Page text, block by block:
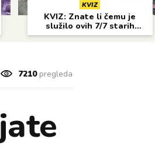
KVIZ
KVIZ: Znate li čemu je
služilo ovih 7/7 starih
predmeta?
7210pregleda